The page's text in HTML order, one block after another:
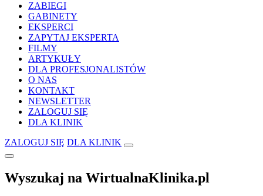
ZABIEGI
GABINETY
EKSPERCI
ZAPYTAJ EKSPERTA
FILMY
ARTYKUŁY
DLA PROFESJONALISTÓW
O NAS
KONTAKT
NEWSLETTER
ZALOGUJ SIĘ
DLA KLINIK
ZALOGUJ SIĘ DLA KLINIK
Wyszukaj na WirtualnaKlinika.pl